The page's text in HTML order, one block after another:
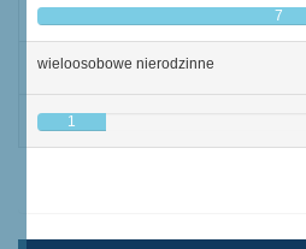
7
wieloosobowe nierodzinne
1